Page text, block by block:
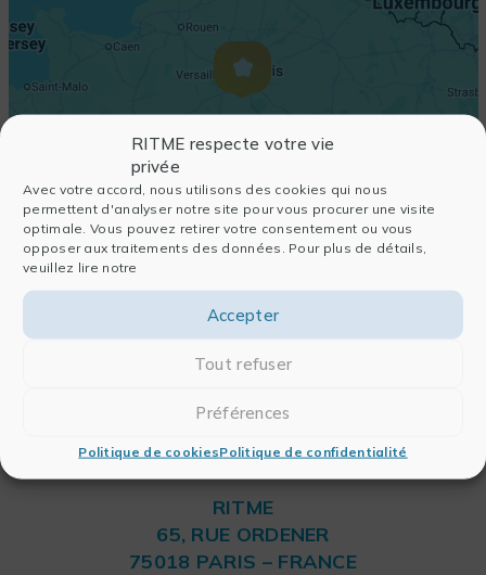
RITME respecte votre vie
privée
Avec votre accord, nous utilisons des cookies qui nous
permettent d'analyser notre site pour vous procurer une visite
optimale. Vous pouvez retirer votre consentement ou vous
opposer aux traitements des données. Pour plus de détails,
veuillez lire notre
Accepter
Tout refuser
Préférences
Politique de cookiesPolitique de confidentialité
RITME
65, RUE ORDENER
75018 PARIS – FRANCE